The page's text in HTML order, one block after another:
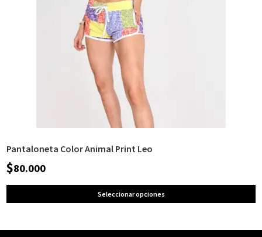
Pantaloneta Color Animal Print Leo
$80.000
Seleccionar opciones